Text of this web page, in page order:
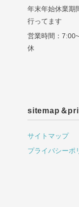
年末年始休業
行ってます
営業時間：
休
sitemap＆
サイトマップ
プライバシーポ